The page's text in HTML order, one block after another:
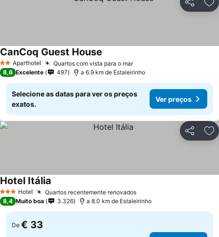
Partilhar
2 EstrelasAparthotel Quartos com vista para o mar
CanCoq Guest House
8,6 Excelente 497 a 6.9 km de Estaleirinho
Selecione as datas para ver os preços
exatos.
Ver preços
Partilhar
3 EstrelasHotel Quartos recentemente renovados
Hotel Itália
8,4 Muito boa 3.326 a 8.0 km de Estaleirinho
De € 33